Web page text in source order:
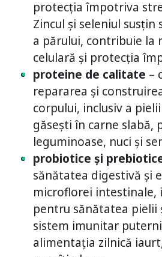
protecția împotriva
Zincul și seleniul
a părului, contribuie la
celulară și protecția
proteine de calitate –
repararea și
corpului, inclusiv a
găsești în carne slabă,
leguminoase, nuci și
probiotice și
sănătatea digestivă și
microflorei
pentru sănătatea pielii
sistem imunitar
alimentația zilnică